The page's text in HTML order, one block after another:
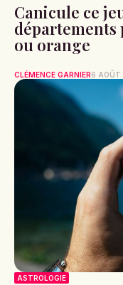
Canicule ce
départements
ou orange
CLÉMENCE GARNIER6
ASTROLOGIE